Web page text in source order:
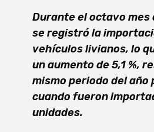
Durante el octavo mes
se registró la
vehículos livianos, lo
un aumento de 5,1 %,
mismo periodo del año
cuando fueron
unidades.